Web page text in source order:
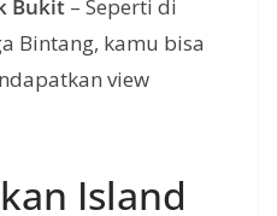
Bukit – Seperti di
Bintang, kamu bisa
view
Island